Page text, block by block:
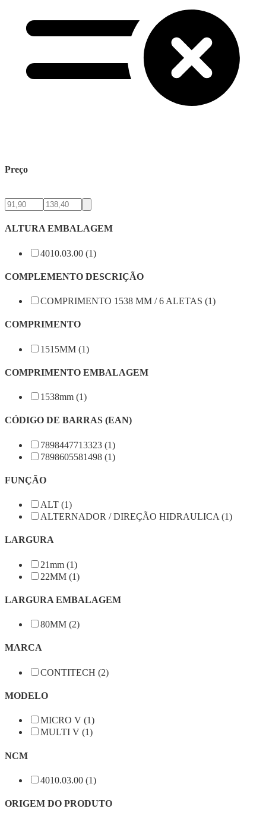
Preço
ALTURA EMBALAGEM
4010.03.00 (1)
COMPLEMENTO DESCRIÇÃO
COMPRIMENTO 1538 MM / 6 ALETAS (1)
COMPRIMENTO
1515MM (1)
COMPRIMENTO EMBALAGEM
1538mm (1)
CÓDIGO DE BARRAS (EAN)
7898447713323 (1)
7898605581498 (1)
FUNÇÃO
ALT (1)
ALTERNADOR / DIREÇÃO HIDRAULICA (1)
LARGURA
21mm (1)
22MM (1)
LARGURA EMBALAGEM
80MM (2)
MARCA
CONTITECH (2)
MODELO
MICRO V (1)
MULTI V (1)
NCM
4010.03.00 (1)
ORIGEM DO PRODUTO